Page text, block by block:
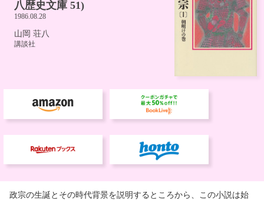
政宗の生誕とその時代背景を説明するところから、この小説は始